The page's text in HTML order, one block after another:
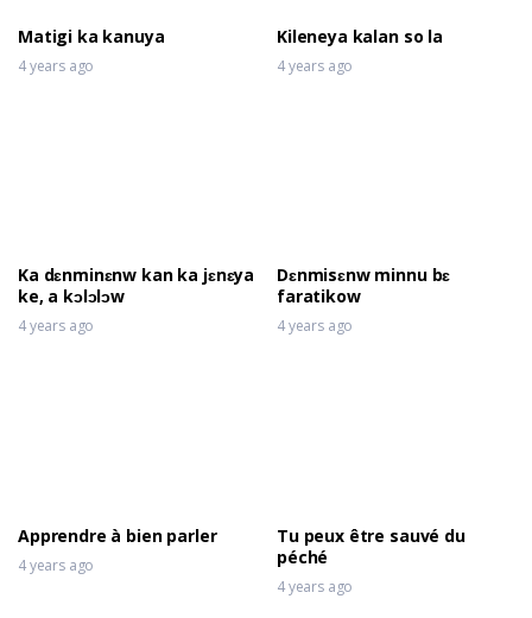
Matigi ka kanuya
4 years ago
Kileneya kalan so la
4 years ago
Ka dɛnminɛnw kan ka jɛnɛya
ke, a kɔlɔlɔw
4 years ago
Dɛnmisɛnw minnu bɛ
faratikow
4 years ago
Apprendre à bien parler
4 years ago
Tu peux être sauvé du
péché
4 years ago